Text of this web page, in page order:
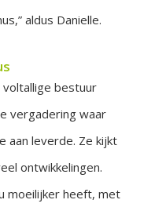
aldus Danielle.
bestuur
vergadering waar
aan leverde. Ze kijkt
ontwikkelingen.
moeilijker heeft, met